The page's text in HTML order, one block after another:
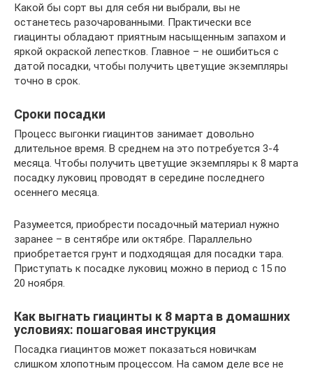
Какой бы сорт вы для себя ни выбрали, вы не
останетесь разочарованными. Практически все
гиацинты обладают приятным насыщенным запахом и
яркой окраской лепестков. Главное – не ошибиться с
датой посадки, чтобы получить цветущие экземпляры
точно в срок.
Сроки посадки
Процесс выгонки гиацинтов занимает довольно
длительное время. В среднем на это потребуется 3-4
месяца. Чтобы получить цветущие экземпляры к 8 марта
посадку луковиц проводят в середине последнего
осеннего месяца.
Разумеется, приобрести посадочный материал нужно
заранее – в сентябре или октябре. Параллельно
приобретается грунт и подходящая для посадки тара.
Приступать к посадке луковиц можно в период с 15 по
20 ноября.
Как выгнать гиацинты к 8 марта в домашних
условиях: пошаговая инструкция
Посадка гиацинтов может показаться новичкам
слишком хлопотным процессом. На самом деле все не